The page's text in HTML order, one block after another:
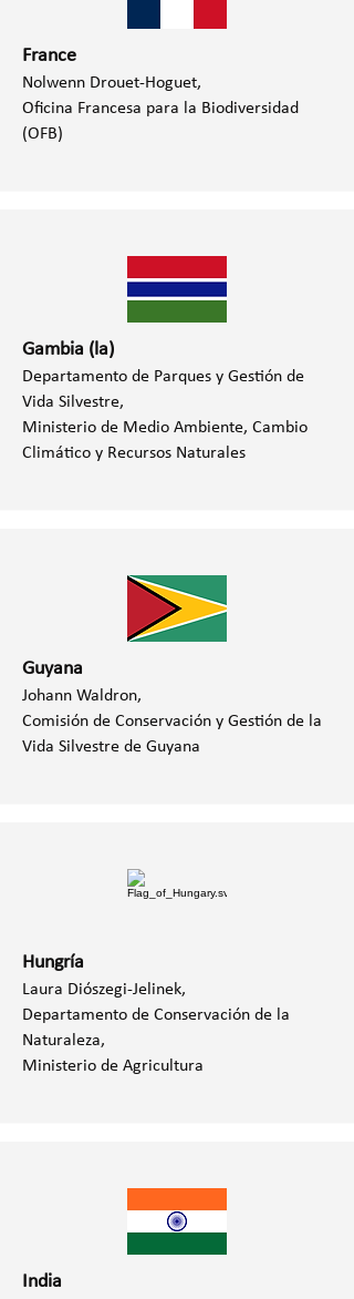
France
Nolwenn Drouet-Hoguet,
Oficina Francesa para la Biodiversidad
(OFB)
Gambia (la)
Departamento de Parques y Gestión de
Vida Silvestre,
Ministerio de Medio Ambiente, Cambio
Climático y Recursos Naturales
Guyana
Johann Waldron,
Comisión de Conservación y Gestión de la
Vida Silvestre de Guyana
Hungría
Laura Diószegi-Jelinek,
Departamento de Conservación de la
Naturaleza,
Ministerio de Agricultura
India